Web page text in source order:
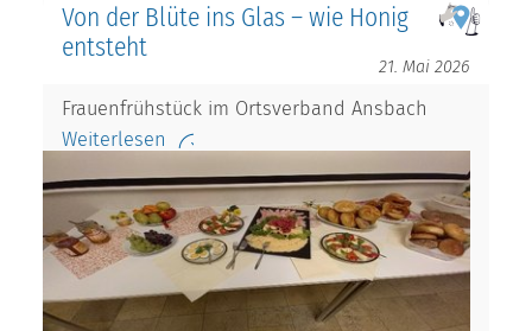
Von der Blüte ins Glas – wie Honig
entsteht
21. Mai 2026
Frauenfrühstück im Ortsverband Ansbach
Weiterlesen